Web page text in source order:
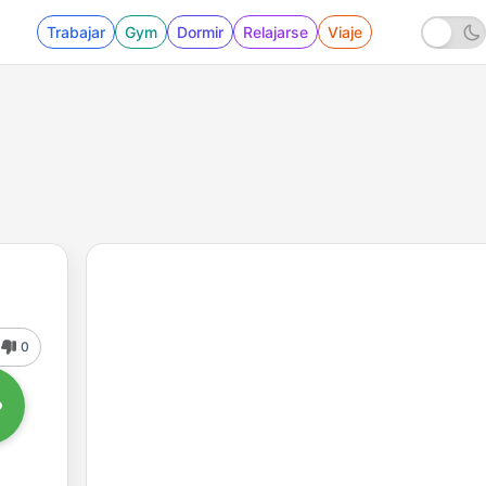
Trabajar Gym Dormir Relajarse Viaje
0